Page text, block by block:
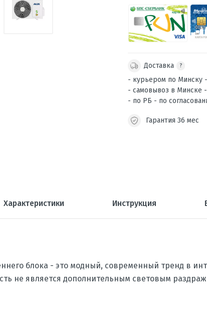
Доставка ?
- курьером по Минску
- самовывоз в Минске
- по РБ - по
Гарантия 36 мес
Характеристики Инструкция
блока - это модный, современный тренд в
не является дополнительным световым